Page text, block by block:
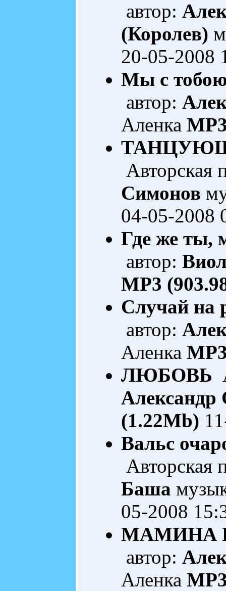
автор:
(Королев)
20-05-2008
Мы с
автор:
Аленка
Авторская
Симонов
04-05-2008
Где же ты,
автор:
MP3
Случай на
автор:
Аленка
ЛЮБОВЬ
Александр
(1.22Mb)
Вальс
Авторская
Баша
05-2008
МАМИНА
автор:
Аленка